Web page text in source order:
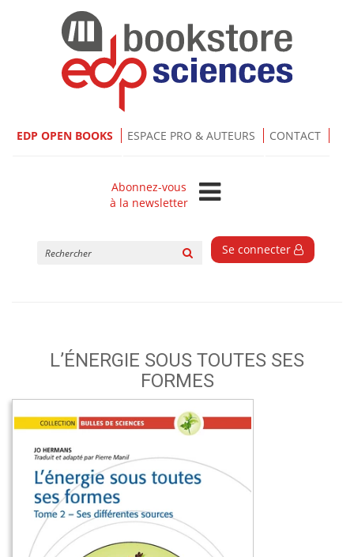
EDP OPEN BOOKS ESPACE PRO & AUTEURS CONTACT
Abonnez-vous
à la newsletter
Se connecter
L’ÉNERGIE SOUS TOUTES SES
FORMES